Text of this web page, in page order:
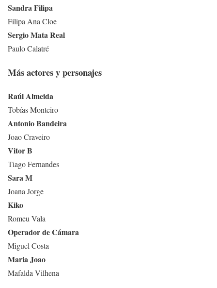
Sandra Filipa
Filipa Ana Cloe
Sergio Mata Real
Paulo Calatré
Más actores y personajes
Raúl Almeida
Tobías Monteiro
Antonio Bandeira
Joao Craveiro
Vitor B
Tiago Fernandes
Sara M
Joana Jorge
Kiko
Romeu Vala
Operador de Cámara
Miguel Costa
Maria Joao
Mafalda Vilhena